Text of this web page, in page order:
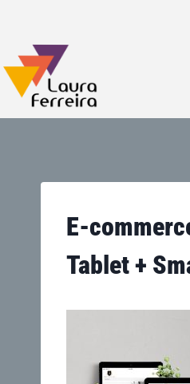
E-
Tablet +